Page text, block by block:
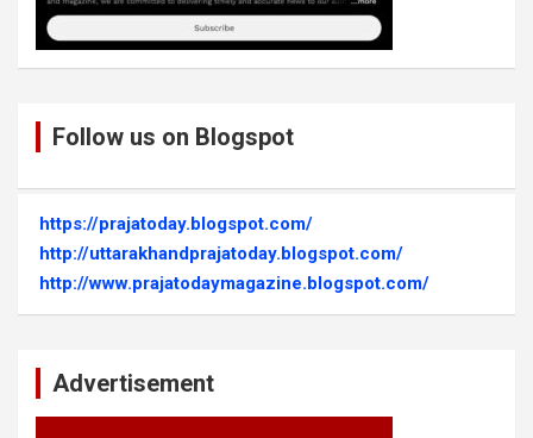
Follow us on Blogspot
https://prajatoday.blogspot.com/
http://uttarakhandprajatoday.blogspot.com/
http://www.prajatodaymagazine.blogspot.com/
Advertisement